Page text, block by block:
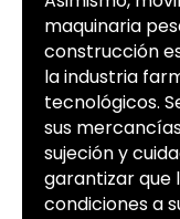
maquinaria
construcción
la industria
tecnológicos.
sus
sujeción y
garantizar que
condiciones a